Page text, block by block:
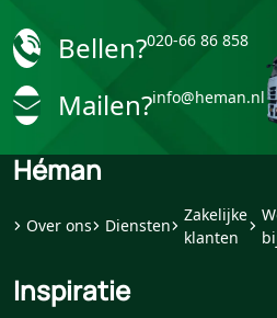
Bellen?020-66 86 858
Mailen?info@heman.nl
Héman
Over ons Diensten
Zakelijke
klanten
Inspiratie